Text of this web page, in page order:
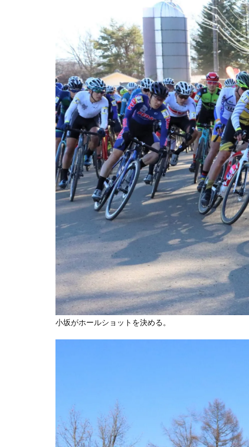
小坂がホールショットを決める。